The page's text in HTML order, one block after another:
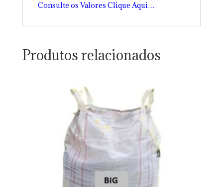
Consulte os Valores Clique Aqui…
Produtos relacionados